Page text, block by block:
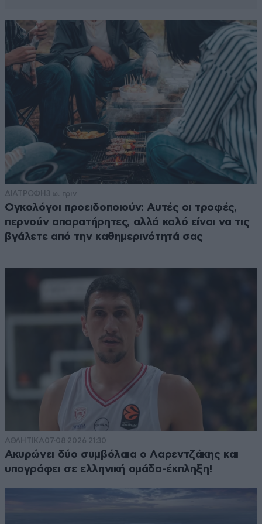
ΔΙΑΤΡΟΦΗ 3 ω. πριν
Ογκολόγοι προειδοποιούν: Αυτές οι τροφές,
περνούν απαρατήρητες, αλλά καλό είναι να τις
βγάλετε από την καθημερινότητά σας
ΑΘΛΗΤΙΚΑ07·08·2026 21:30
Ακυρώνει δύο συμβόλαια ο Λαρεντζάκης και
υπογράφει σε ελληνική ομάδα-έκπληξη!